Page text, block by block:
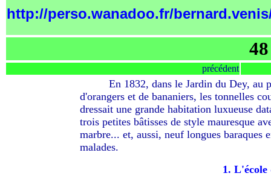
http://perso.wanadoo.fr/
précédent
En 1832, dans le Jardin du Dey, au
d'orangers et de bananiers, les tonnelles
dressait une grande habitation luxueuse
trois petites bâtisses de style mauresque
marbre... et, aussi, neuf longues baraques
malades.
1. L'école